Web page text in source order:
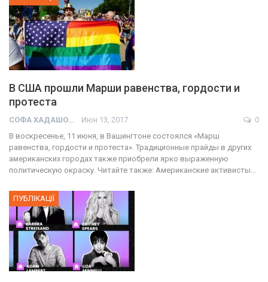
В США прошли Марши равенства, гордости и
протеста
СОФА ХАДАШОТ Июн 13, 2017
0
В воскресенье, 11 июня, в Вашингтоне состоялся «Марш
равенства, гордости и протеста». Традиционные прайды в других
американских городах также приобрели ярко выраженную
политическую окраску. Читайте также: Американские активисты…
ПУБЛІКАЦІЇ